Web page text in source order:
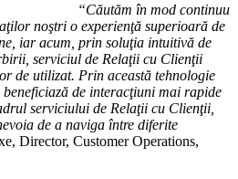
“Căutăm în mod continuu
noştri o experienţă superioară de
iar acum, prin soluţia intuitivă de
serviciul de Relaţii cu Clienţii
de utilizat. Prin această tehnologie
de interacţiuni mai rapide
serviciului de Relaţii cu Clienţii,
de a naviga între diferite
Director, Customer Operations,